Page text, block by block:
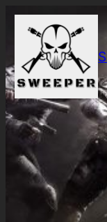
Sari
conținut